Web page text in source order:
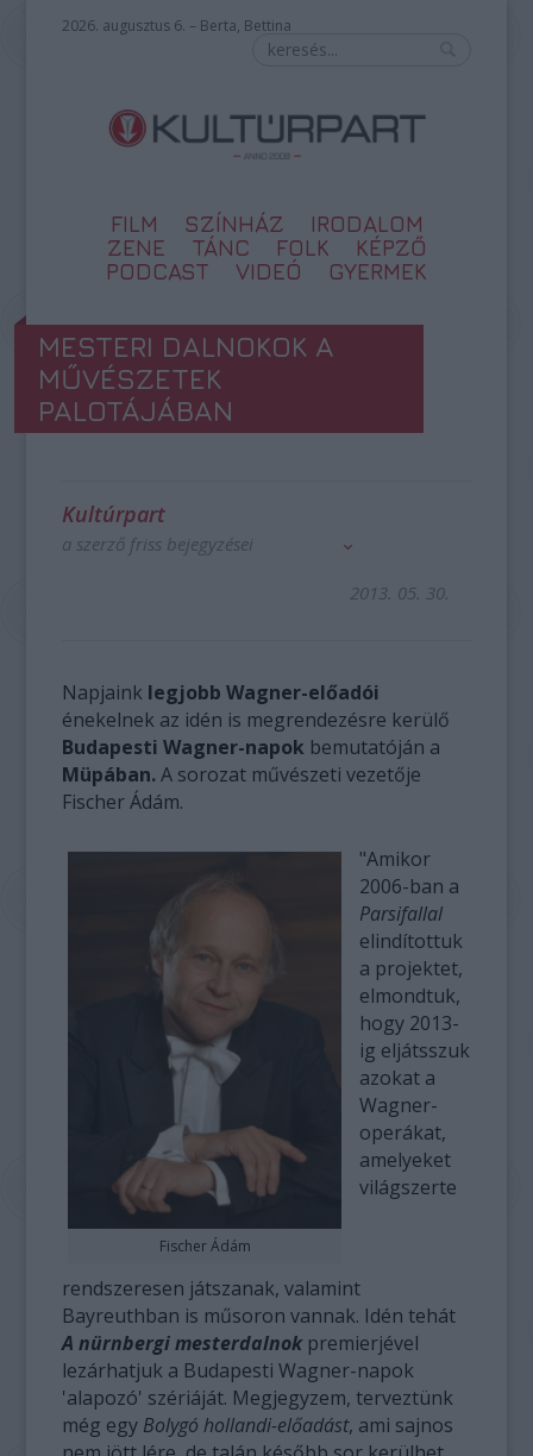
2026. augusztus 6. – Berta, Bettina
FILM SZÍNHÁZ
IRODALOM
ZENE
TÁNC FOLK
KÉPZŐ
PODCAST
VIDEÓ GYERMEK
MESTERI DALNOKOK A
MŰVÉSZETEK
PALOTÁJÁBAN
Kultúrpart
a szerző friss bejegyzései
2013. 05. 30.
Napjaink legjobb Wagner-előadói
énekelnek az idén is megrendezésre kerülő
Budapesti Wagner-napok bemutatóján a
Müpában.A sorozat művészeti vezetője
Fischer Ádám.
Fischer Ádám
"Amikor
2006-ban a
Parsifallal
elindítottuk
a projektet,
elmondtuk,
hogy 2013-
ig eljátsszuk
azokat a
Wagner-
operákat,
amelyeket
világszerte
rendszeresen játszanak, valamint
Bayreuthban is műsoron vannak. Idén tehát
A nürnbergi mesterdalnokpremierjével
lezárhatjuk a Budapesti Wagner-napok
'alapozó' szériáját. Megjegyzem, terveztünk
még egy Bolygó hollandi-előadást, ami sajnos